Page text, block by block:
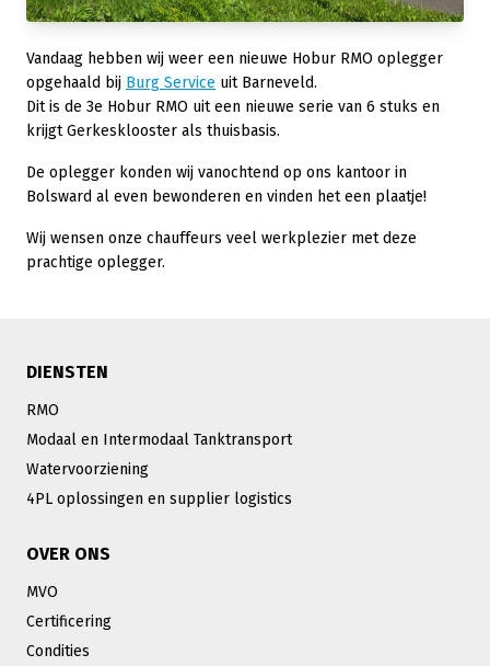
Vandaag hebben wij weer een nieuwe Hobur RMO oplegger
opgehaald bij Burg Service uit Barneveld.
Dit is de 3e Hobur RMO uit een nieuwe serie van 6 stuks en
krijgt Gerkesklooster als thuisbasis.
De oplegger konden wij vanochtend op ons kantoor in
Bolsward al even bewonderen en vinden het een plaatje!
Wij wensen onze chauffeurs veel werkplezier met deze
prachtige oplegger.
DIENSTEN
RMO
Modaal en Intermodaal Tanktransport
Watervoorziening
4PL oplossingen en supplier logistics
OVER ONS
MVO
Certificering
Condities